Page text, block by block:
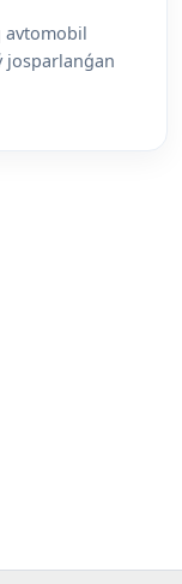
avtomobil
josparlanǵan